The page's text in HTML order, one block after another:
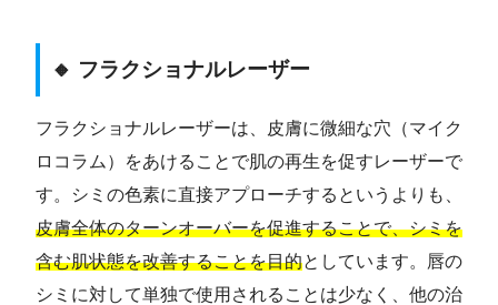
🔸 フラクショナルレーザー
フラクショナルレーザーは、皮膚に微細な穴（マイク
ロコラム）をあけることで肌の再生を促すレーザーで
す。シミの色素に直接アプローチするというよりも、
皮膚全体のターンオーバーを促進することで、シミを
含む肌状態を改善することを目的としています。唇の
シミに対して単独で使用されることは少なく、他の治